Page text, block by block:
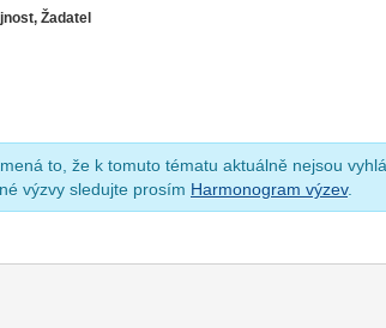
Žadatel
to, že k tomuto tématu aktuálně nejsou
výzvy sledujte prosím Harmonogram výzev.